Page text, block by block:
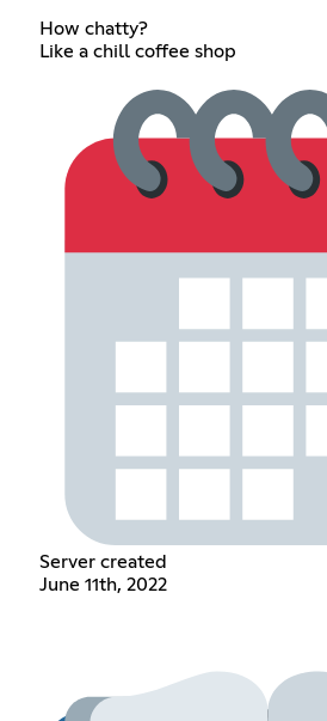
How chatty?
Like a chill coffee shop
Server created
June 11th, 2022